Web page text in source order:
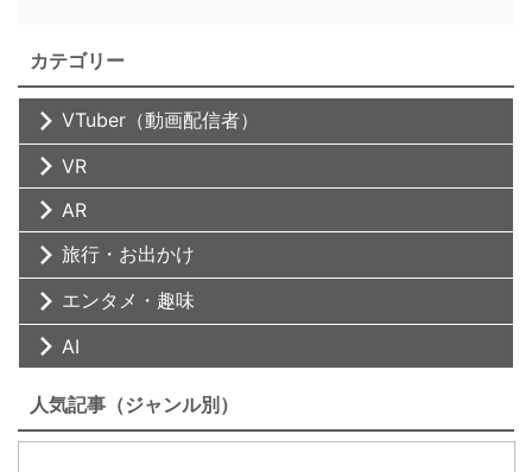
カテゴリー
VTuber（動画配信者）
VR
AR
旅行・お出かけ
エンタメ・趣味
AI
人気記事（ジャンル別）